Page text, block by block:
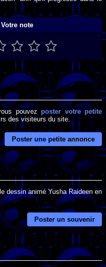
Votre note
pouvezposter votre petite
des visiteurs du site.
Poster une petite annonce
dessin animé Yusha Raideen en
Poster un souvenir